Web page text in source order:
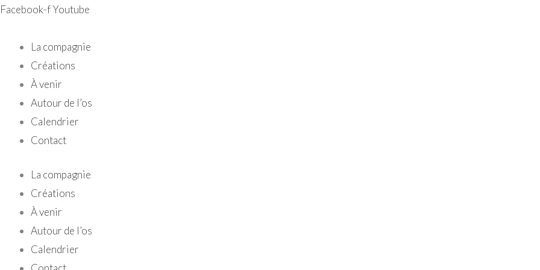
Aller
contenu
Facebook-fYoutube
La compagnie
Créations
À venir
Autour de l’os
Calendrier
Contact
La compagnie
Créations
À venir
Autour de l’os
Calendrier